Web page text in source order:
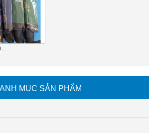
MỤC SẢN PHẨM